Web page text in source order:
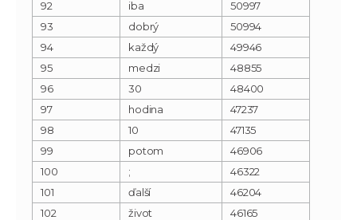
92 iba
50997
93
dobrý
50994
94
každý
49946
95
medzi
48855
96
30
48400
97
hodina
47237
98
10
47135
99
potom
46906
100
;
46322
101
ďalší
46204
102
život
46165